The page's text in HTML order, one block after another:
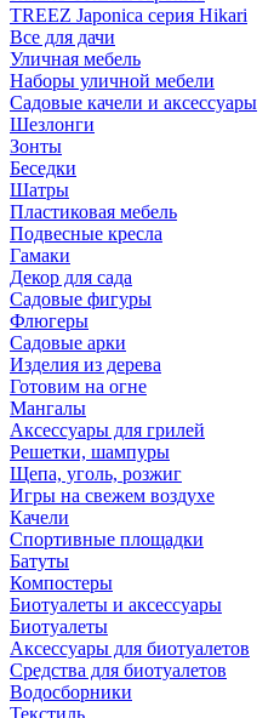
TREEZ Japonica серия Hikari
Все для дачи
Уличная мебель
Наборы уличной мебели
Садовые качели и аксессуары
Шезлонги
Зонты
Беседки
Шатры
Пластиковая мебель
Подвесные кресла
Гамаки
Декор для сада
Садовые фигуры
Флюгеры
Садовые арки
Изделия из дерева
Готовим на огне
Мангалы
Аксессуары для грилей
Решетки, шампуры
Щепа, уголь, розжиг
Игры на свежем воздухе
Качели
Спортивные площадки
Батуты
Компостеры
Биотуалеты и аксессуары
Биотуалеты
Аксессуары для биотуалетов
Средства для биотуалетов
Водосборники
Текстиль